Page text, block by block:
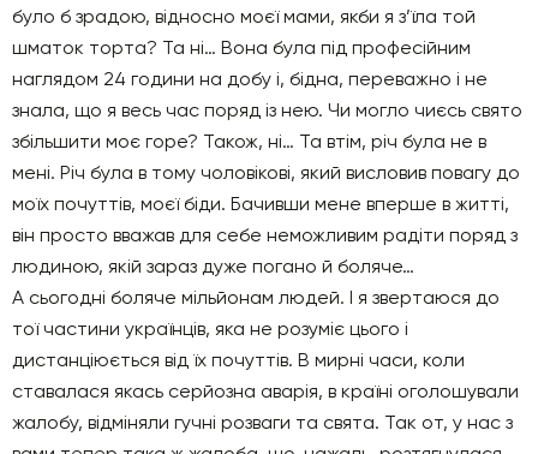
було б зрадою, відносно моєї мами, якби я з’їла той
шматок торта? Та ні… Вона була під професійним
наглядом 24 години на добу і, бідна, переважно і не
знала, що я весь час поряд із нею. Чи могло чиєсь свято
збільшити моє горе? Також, ні… Та втім, річ була не в
мені. Річ була в тому чоловікові, який висловив повагу до
моїх почуттів, моєї біди. Бачивши мене вперше в житті,
він просто вважав для себе неможливим радіти поряд з
людиною, якій зараз дуже погано й боляче…
А сьогодні боляче мільйонам людей. І я звертаюся до
тої частини українців, яка не розуміє цього і
дистанціюється від їх почуттів. В мирні часи, коли
ставалася якась серйозна аварія, в країні оголошували
жалобу, відміняли гучні розваги та свята. Так от, у нас з